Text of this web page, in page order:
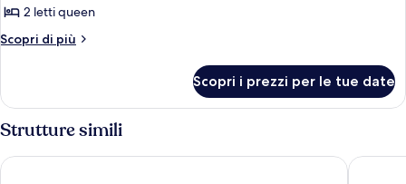
2 letti queen
Scopri di più
Altri
2
letti
queen,
accesso
in
Scopri i prezzi per le tue date
Strutture simili
Ramada by Wyndham Fargo Quality